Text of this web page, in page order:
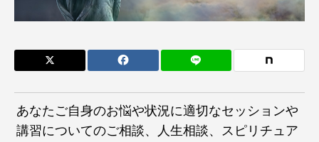
あなたご自身のお悩や状況に適切なセッションや
講習についてのご相談、人生相談、スピリチュア